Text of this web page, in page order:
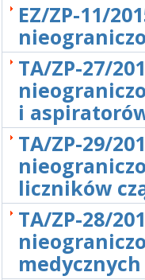
EZ/ZP-11/
TA/ZP-27/
i
TA/ZP-29/
liczników
TA/ZP-28/
medycznych